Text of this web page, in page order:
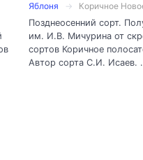
Яблоня
Коричное
Позднеосенний сорт.
им. И.В. Мичурина от
сортов Коричное
Автор сорта С.И. Исаев.